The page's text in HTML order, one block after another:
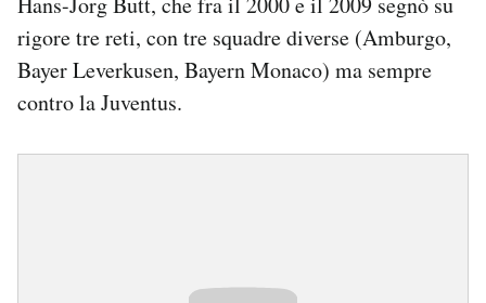
rigore tre reti, con tre squadre diverse (Amburgo,
Bayer Leverkusen, Bayern Monaco) ma sempre
contro la Juventus.